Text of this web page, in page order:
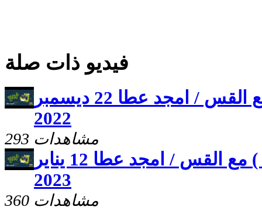
فيديو ذات صلة
برنامج (عملنى يسوع ) مع القس / امجد عطا 22 ديسمبر
2022
293 مشاهدات
برنامج (عملنى يسوع ) مع القس / امجد عطا 12 يناير
2023
360 مشاهدات